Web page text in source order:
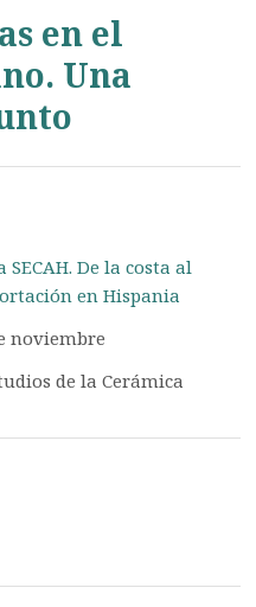
en el
Una
De la costa al
en Hispania
noviembre
de la Cerámica